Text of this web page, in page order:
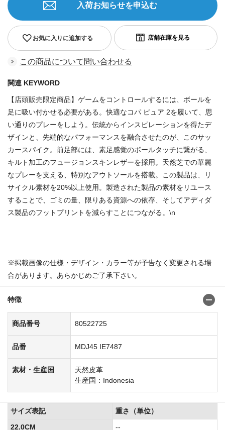
お気に入りに追加する
入荷お知らせを申込む
この商品について問い合わせる
関連 KEYWORD
【店頭販売限定商品】ゲームをコントロールするには、ボールを
足に吸い付かせる必要がある。快適なコパ ピュア 2を履いて、思
い通りのプレーをしよう。伝統からインスピレーションを得たデ
ザインと、先端的なパフォーマンスを融合させたのが、このサッ
カースパイク。前足部には、素足感覚のボールタッチに繋がる、
キルト加工のフュージョンスキンレザーを採用。天然芝での華麗
なプレーを支える、特別なアウトソールを搭載。この製品は、リ
サイクル素材を20%以上使用。製造された製品の素材をリユース
することで、ゴミの量、限りある資源への依存、そしてアディダ
ス製品のフットプリントを減らすことにつながる。\n
※掲載画像の仕様・デザイン・カラー等が予告なく変更される場
合があります。あらかじめご了承下さい。
特徴
商品番号 80522725
品番 MDJ45 IE7487
素材・生産国
天然皮革
生産国：Indonesia
サイズ表記
重さ（単位）
22.0CM
--